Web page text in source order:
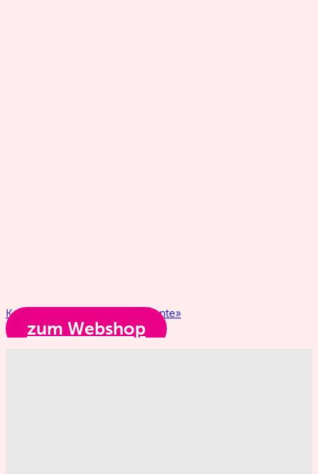
Kochbuch «Besondere Momente»
zum Webshop